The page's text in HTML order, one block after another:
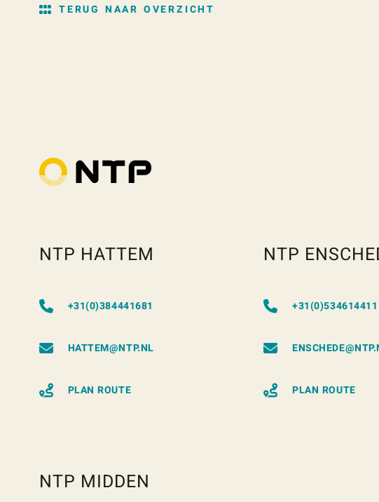
TERUG NAAR OVERZICHT
NTP HATTEM
+31(0)384441681
HATTEM@NTP.NL
PLAN ROUTE
NTP
+31(0)534614411
PLAN ROUTE
NTP MIDDEN